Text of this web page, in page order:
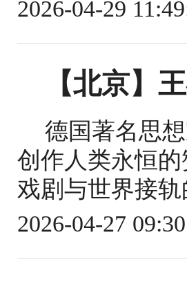
2026-04-29
【北京】
德国著名思
创作人类永恒
戏剧与世界接
2026-04-27